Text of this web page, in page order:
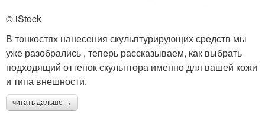
© iStock
В тонкостях нанесения скульптурирующих средств мы
уже разобрались , теперь рассказываем, как выбрать
подходящий оттенок скульптора именно для вашей кожи
и типа внешности.
читать дальше →